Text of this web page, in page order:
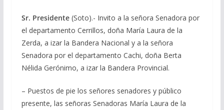
Sr. Presidente(Soto).- Invito a la señora Senadora por
el departamento Cerrillos, doña María Laura de la
Zerda, a izar la Bandera Nacional y a la señora
Senadora por el departamento Cachi, doña Berta
Nélida Gerónimo, a izar la Bandera Provincial.
– Puestos de pie los señores senadores y público
presente, las señoras Senadoras María Laura de la